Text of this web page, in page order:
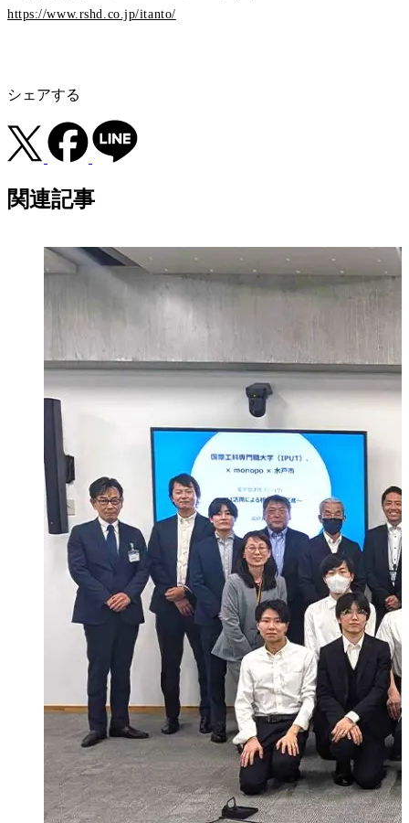
https://www.rshd.co.jp/itanto/
シェアする
関連記事